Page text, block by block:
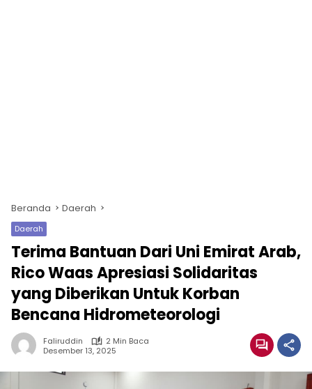
Beranda Daerah
Daerah
Terima Bantuan Dari Uni Emirat Arab,
Rico Waas Apresiasi Solidaritas
yang Diberikan Untuk Korban
Bencana Hidrometeorologi
Faliruddin
2 Min Baca
Desember 13, 2025